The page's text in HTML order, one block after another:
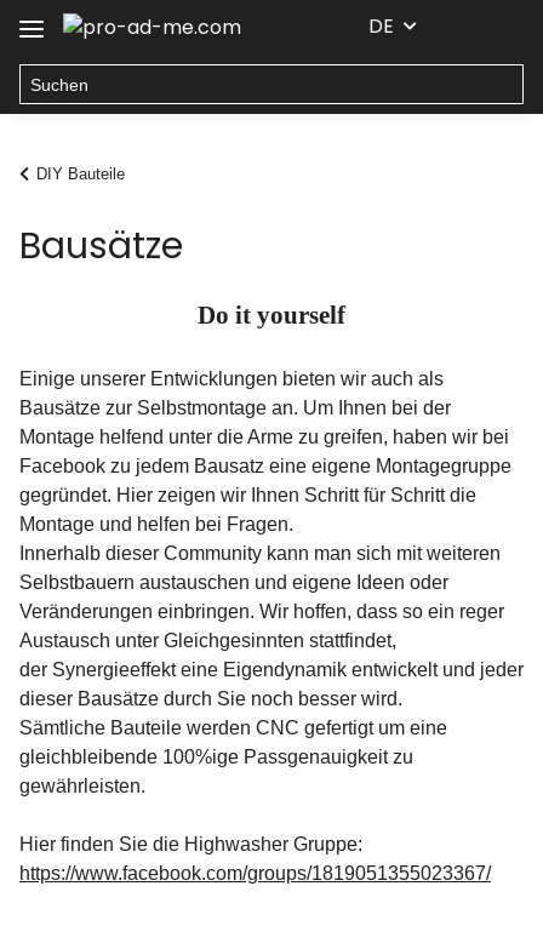
DE
DIY Bauteile
Bausätze
Do it yourself
Einige unserer Entwicklungen bieten wir auch als
Bausätze zur Selbstmontage an. Um Ihnen bei der
Montage helfend unter die Arme zu greifen, haben wir bei
Facebook zu jedem Bausatz eine eigene Montagegruppe
gegründet. Hier zeigen wir Ihnen Schritt für Schritt die
Montage und helfen bei Fragen.
Innerhalb dieser Community kann man sich mit weiteren
Selbstbauern austauschen und eigene Ideen oder
Veränderungen einbringen. Wir hoffen, dass so ein reger
Austausch unter Gleichgesinnten stattfindet,
der Synergieeffekt eine Eigendynamik entwickelt und jeder
dieser Bausätze durch Sie noch besser wird.
Sämtliche Bauteile werden CNC gefertigt um eine
gleichbleibende 100%ige Passgenauigkeit zu
gewährleisten.
Hier finden Sie die Highwasher Gruppe:
https://www.facebook.com/groups/1819051355023367/